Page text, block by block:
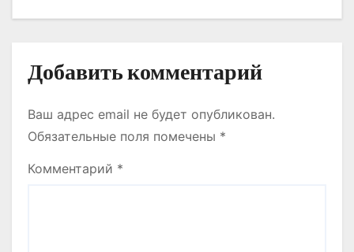
Добавить комментарий
Ваш адрес email не будет опубликован.
Обязательные поля помечены *
Комментарий *